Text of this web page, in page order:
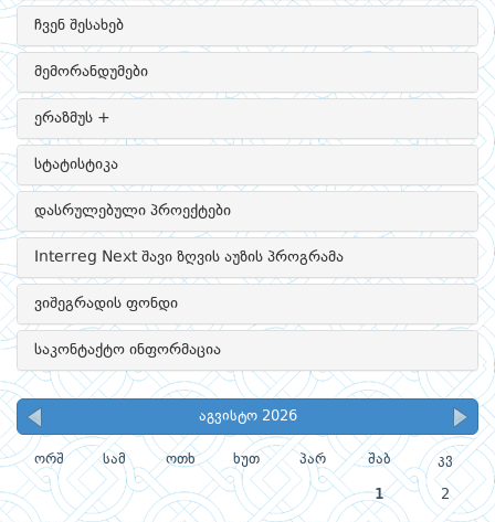
ჩვენ შესახებ
მემორანდუმები
ერაზმუს +
სტატისტიკა
დასრულებული პროექტები
Interreg Next შავი ზღვის აუზის პროგრამა
ვიშეგრადის ფონდი
საკონტაქტო ინფორმაცია
აგვისტო 2026
ორშ სამ ოთხ ხუთ პარ შაბ კვ
1 2